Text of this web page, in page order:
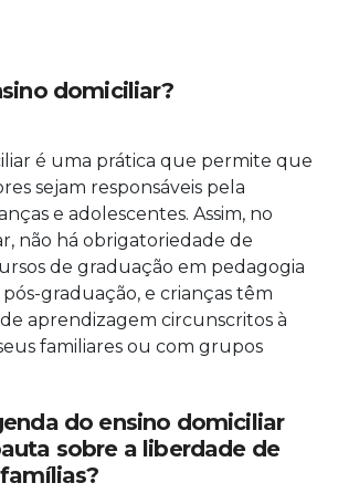
domiciliar?
é uma prática que permite que
sejam responsáveis pela
e adolescentes. Assim, no
não há obrigatoriedade de
de graduação em pedagogia
graduação, e crianças têm
aprendizagem circunscritos à
familiares ou com grupos
do ensino domiciliar
sobre a liberdade de